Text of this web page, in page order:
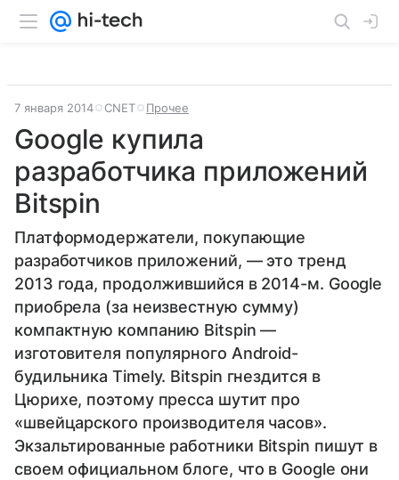
7 января 2014 CNET Прочее
Google купила
разработчика приложений
Bitspin
Платформодержатели, покупающие
разработчиков приложений, — это тренд
2013 года, продолжившийся в 2014-м. Google
приобрела (за неизвестную сумму)
компактную компанию Bitspin —
изготовителя популярного Android-
будильника Timely. Bitspin гнездится в
Цюрихе, поэтому пресса шутит про
«швейцарского производителя часов».
Экзальтированные работники Bitspin пишут в
своем официальном блоге, что в Google они